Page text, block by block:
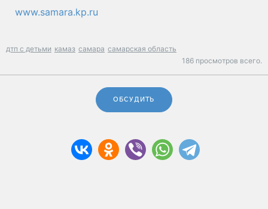
www.samara.kp.ru
дтп с детьми камаз самара самарская область
186 просмотров всего.
ОБСУДИТЬ